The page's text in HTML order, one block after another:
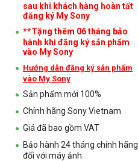
sau khi khách hàng hoàn tất
đăng ký My Sony
**Tặng thêm 06 tháng bảo
hành khi đăng ký sản phẩm
vào My Sony
Hướng dẫn đăng ký sản phẩm
vào My Sony
Sản phẩm mới 100%
Chính hãng Sony Vietnam
Giá đã bao gồm VAT
Bảo hành 24 tháng chính hãng
đối với máy ảnh